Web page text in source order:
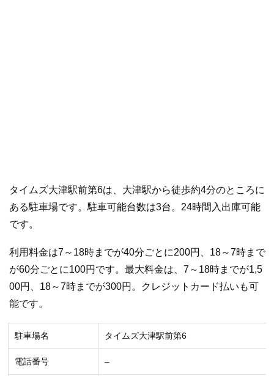
タイムズ大津駅前第6は、大津駅から徒歩約4分のところに
ある駐車場です。駐車可能台数は3台。24時間入出庫可能
です。
利用料金は7～18時までが40分ごとに200円、18～7時まで
が60分ごとに100円です。最大料金は、7～18時までが1,5
00円、18～7時までが300円。クレジットカード払いも可
能です。
駐車場名 タイムズ大津駅前第6
電話番号 –